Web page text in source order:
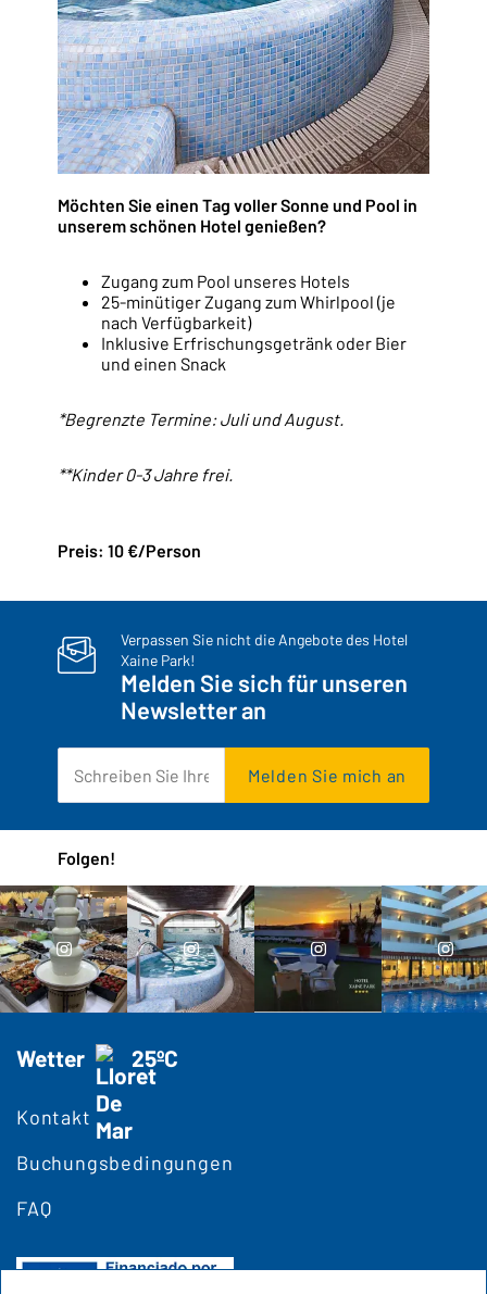
Möchten Sie einen Tag voller Sonne und Pool in
unserem schönen Hotel genießen?
Zugang zum Pool unseres Hotels
25-minütiger Zugang zum Whirlpool (je
nach Verfügbarkeit)
Inklusive Erfrischungsgetränk oder Bier
und einen Snack
*Begrenzte Termine: Juli und August.
**Kinder 0-3 Jahre frei.
Preis: 10 €/Person
Verpassen Sie nicht die Angebote des Hotel
Xaine Park!
Melden Sie sich für unseren
Newsletter an
Melden Sie mich an
Folgen!
Wetter 25ºC
Kontakt
Buchungsbedingungen
FAQ